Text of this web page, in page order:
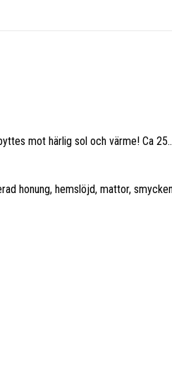
mot härlig sol och värme! Ca
honung, hemslöjd, mattor,